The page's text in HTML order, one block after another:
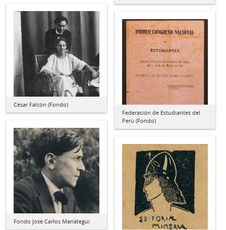
César Falcón (Fondo)
Federación de Estudiantes del
Perú (Fondo)
Fondo José Carlos Mariátegui